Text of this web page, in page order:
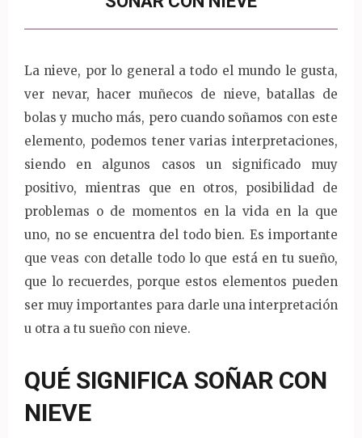
La nieve, por lo general a todo el mundo le gusta,
ver nevar, hacer muñecos de nieve, batallas de
bolas y mucho más, pero cuando soñamos con este
elemento, podemos tener varias interpretaciones,
siendo en algunos casos un significado muy
positivo, mientras que en otros, posibilidad de
problemas o de momentos en la vida en la que
uno, no se encuentra del todo bien. Es importante
que veas con detalle todo lo que está en tu sueño,
que lo recuerdes, porque estos elementos pueden
ser muy importantes para darle una interpretación
u otra a tu sueño con nieve.
QUÉ SIGNIFICA SOÑAR CON
NIEVE